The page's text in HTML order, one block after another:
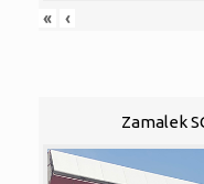
« ‹
Zamalek